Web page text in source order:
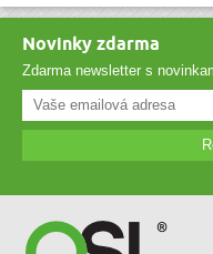
Novinky zdarma
Zdarma newsletter s